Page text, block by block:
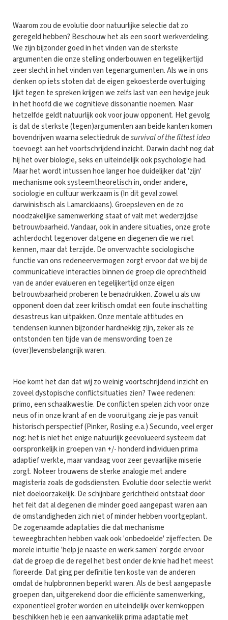
Waarom zou de evolutie door natuurlijke selectie dat zo
geregeld hebben? Beschouw het als een soort werkverdeling.
We zijn bijzonder goed in het vinden van de sterkste
argumenten die onze stelling onderbouwen en tegelijkertijd
zeer slecht in het vinden van tegenargumenten. Als we in ons
denken op iets stoten dat de eigen gekoesterde overtuiging
lijkt tegen te spreken krijgen we zelfs last van een hevige jeuk
in het hoofd die we cognitieve dissonantie noemen. Maar
hetzelfde geldt natuurlijk ook voor jouw opponent. Het gevolg
is dat de sterkste (tegen)argumenten aan beide kanten komen
bovendrijven waarna selectiedruk desurvival of the fittest idea
toevoegt aan het voortschrijdend inzicht. Darwin dacht nog dat
hij het over biologie, seks en uiteindelijk ook psychologie had.
Maar het wordt intussen hoe langer hoe duidelijker dat 'zijn'
mechanisme ooksysteemtheoretischin, onder andere,
sociologie en cultuur werkzaam is (In dit geval zowel
darwinistisch als Lamarckiaans). Groepsleven en de zo
noodzakelijke samenwerking staat of valt met wederzijdse
betrouwbaarheid. Vandaar, ook in andere situaties, onze grote
achterdocht tegenover datgene en diegenen die we niet
kennen, maar dat terzijde. De onverwachte sociologische
functie van ons redeneervermogen zorgt ervoor dat we bij de
communicatieve interacties binnen de groep die oprechtheid
van de ander evalueren en tegelijkertijd onze eigen
betrouwbaarheid proberen te benadrukken. Zowel u als uw
opponent doen dat zeer kritisch omdat een foute inschatting
desastreus kan uitpakken. Onze mentale attitudes en
tendensen kunnen bijzonder hardnekkig zijn, zeker als ze
ontstonden ten tijde van de menswording toen ze
(over)levensbelangrijk waren.
Hoe komt het dan dat wij zo weinig voortschrijdend inzicht en
zoveel dystopische conflictsituaties zien? Twee redenen:
primo, een schaalkwestie. De conflicten spelen zich voor onze
neus of in onze krant af en de vooruitgang zie je pas vanuit
historisch perspectief (Pinker, Rosling e.a.) Secundo, veel erger
nog: het is niet het enige natuurlijk geëvolueerd systeem dat
oorspronkelijk in groepen van +/- honderd individuen prima
adaptief werkte, maar vandaag voor zeer gevaarlijke miserie
zorgt. Noteer trouwens de sterke analogie met andere
magisteria zoals de godsdiensten. Evolutie door selectie werkt
niet doeloorzakelijk. De schijnbare gerichtheid ontstaat door
het feit dat al degenen die minder goed aangepast waren aan
de omstandigheden zich niet of minder hebben voortgeplant.
De zogenaamde adaptaties die dat mechanisme
teweegbrachten hebben vaak ook 'onbedoelde' zijeffecten. De
morele intuïtie 'help je naaste en werk samen' zorgde ervoor
dat de groep die de regel het best onder de knie had het meest
floreerde. Dat ging per definitie ten koste van de anderen
omdat de hulpbronnen beperkt waren. Als de best aangepaste
groepen dan, uitgerekend door die efficiënte samenwerking,
exponentieel groter worden en uiteindelijk over kernkoppen
beschikken heb je een aanvankelijk prima adaptatie met